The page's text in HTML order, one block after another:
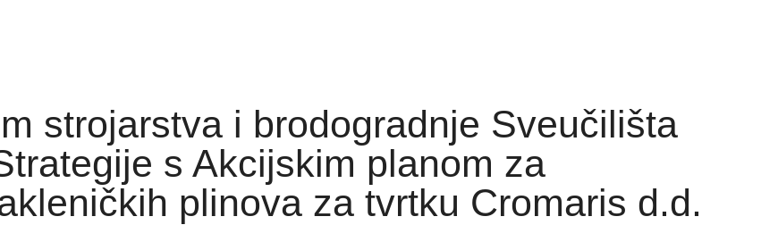
strojarstva i brodogradnje Sveučilišta
s Akcijskim planom za
plinova za tvrtku Cromaris d.d.